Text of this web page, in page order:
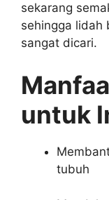
sekarang
sehingga lidah
sangat dicari.
untuk
tubuh